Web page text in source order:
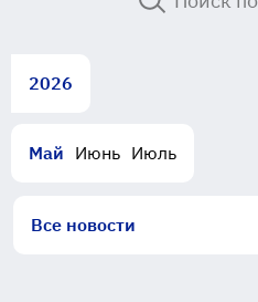
2026
Май Июнь Июль
Все новости